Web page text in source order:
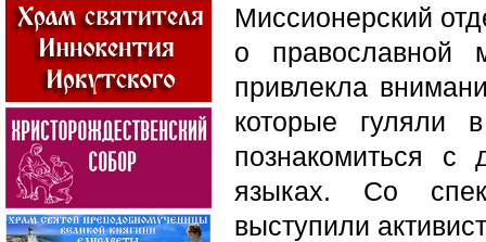
Миссионерский
о православной
привлекла
которые гуляли
познакомиться
языках. Со
выступили